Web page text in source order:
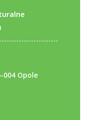
004 Opole